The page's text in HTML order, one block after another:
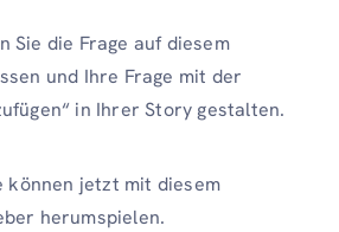
Sie die Frage auf diesem
und Ihre Frage mit der
in Ihrer Story gestalten.
können jetzt mit diesem
herumspielen.